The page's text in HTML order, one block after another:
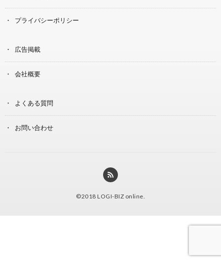
プライバシーポリシー
広告掲載
会社概要
よくある質問
お問い合わせ
©2018 LOGI-BIZ online